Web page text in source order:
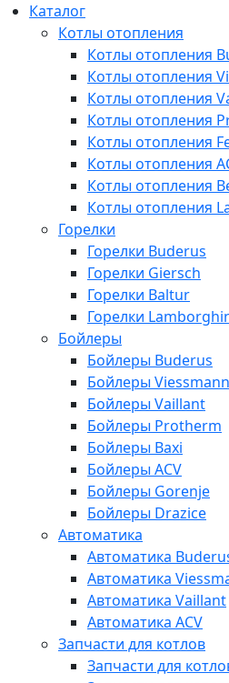
Каталог
Котлы отопления
Котлы отопления
Котлы отопления
Котлы отопления
Котлы отопления
Котлы отопления
Котлы отопления
Котлы отопления
Котлы отопления
Горелки
Горелки Buderus
Горелки Giersch
Горелки Baltur
Горелки
Бойлеры
Бойлеры Buderus
Бойлеры Viessmann
Бойлеры Vaillant
Бойлеры Protherm
Бойлеры Baxi
Бойлеры ACV
Бойлеры Gorenje
Бойлеры Drazice
Автоматика
Автоматика
Автоматика
Автоматика Vaillant
Автоматика ACV
Запчасти для котлов
Запчасти для